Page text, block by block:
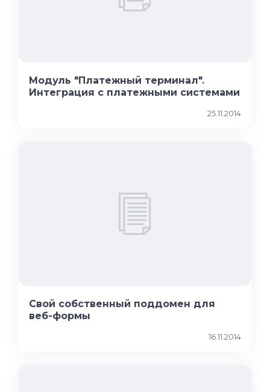
Модуль "Платежный терминал".
Интеграция с платежными системами
25.11.2014
Свой собственный поддомен для
веб-формы
16.11.2014